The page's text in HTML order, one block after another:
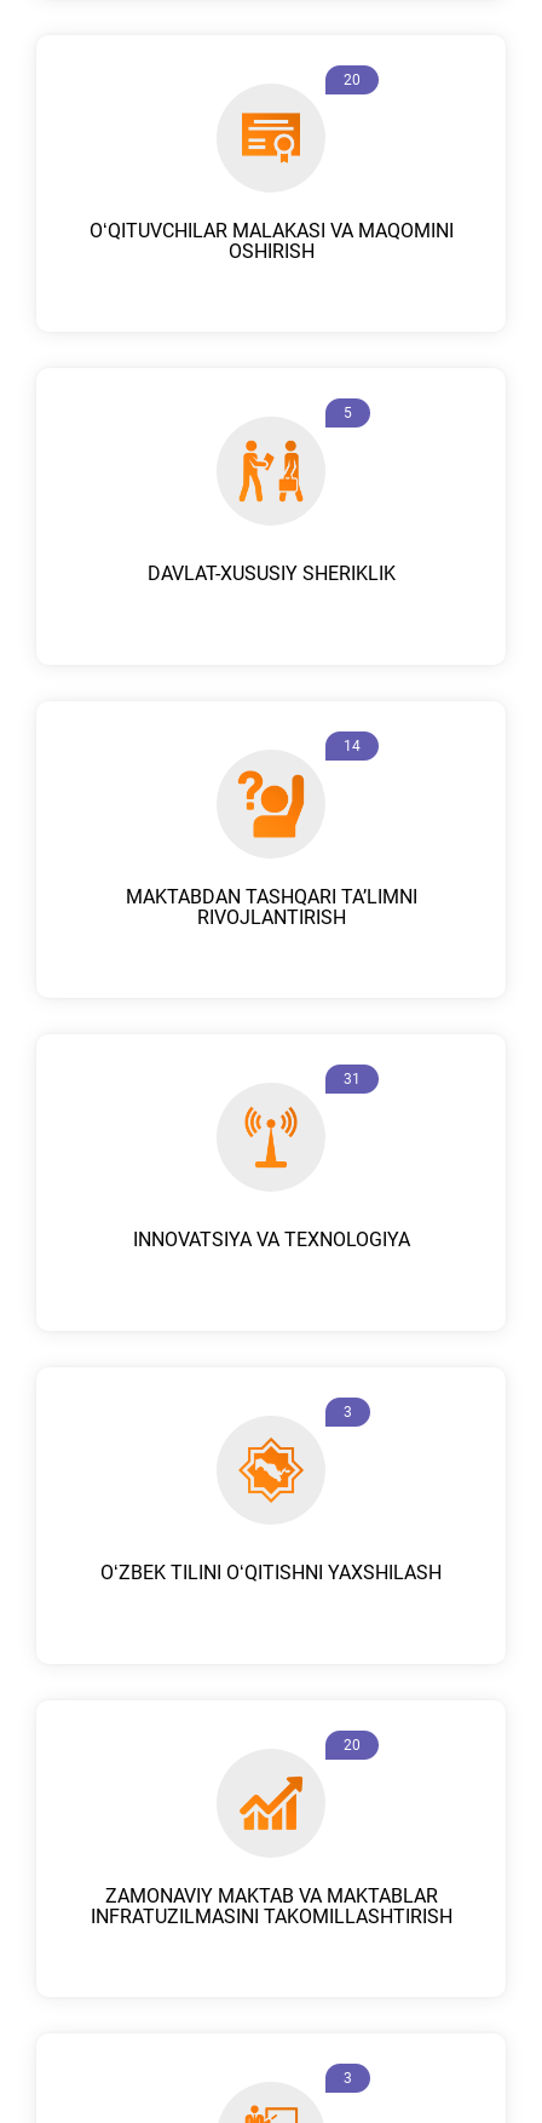
20
OʻQITUVCHILAR MALAKASI VA MAQOMINI
OSHIRISH
5
DAVLAT-XUSUSIY SHERIKLIK
14
MAKTABDAN TASHQARI TAʼLIMNI
RIVOJLANTIRISH
31
INNOVATSIYA VA TEXNOLOGIYA
3
OʻZBEK TILINI OʻQITISHNI YAXSHILASH
20
ZAMONAVIY MAKTAB VA MAKTABLAR
INFRATUZILMASINI TAKOMILLASHTIRISH
3